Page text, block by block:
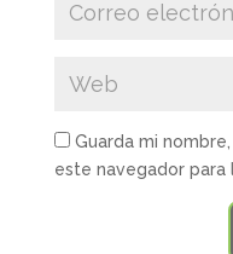
Guarda mi
este navegador para